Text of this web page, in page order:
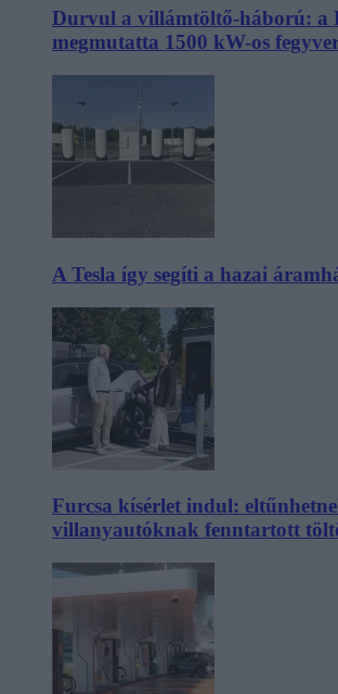
Durvul a villámtöltő-háború: a
megmutatta 1500 kW-os
A Tesla így segíti a hazai
Furcsa kísérlet indul:
villanyautóknak fenntartott